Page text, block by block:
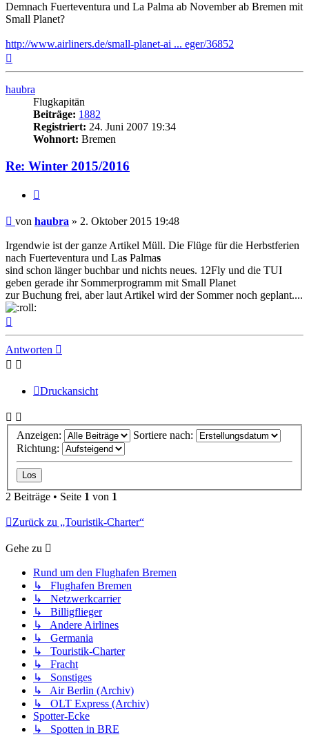
Demnach Fuerteventura und La Palma ab November ab Bremen mit
Small Planet?
http://www.airliners.de/small-planet-ai ... eger/36852
haubra
Flugkapitän
Beiträge: 1882
Registriert: 24. Juni 2007 19:34
Wohnort: Bremen
Re: Winter 2015/2016
Ungelesener
von haubra » 2. Oktober 2015 19:48
Irgendwie ist der ganze Artikel Müll. Die Flüge für die Herbstferien
nach Fuerteventura und Las Palmas
sind schon länger buchbar und nichts neues. 12Fly und die TUI
geben gerade ihr Sommerprogramm mit Small Planet
zur Buchung frei, aber laut Artikel wird der Sommer noch geplant....
Antworten
Druckansicht
Anzeigen:
Sortiere nach:
Richtung:
2 Beiträge • Seite 1 von 1
Zurück zu „Touristik-Charter“
Gehe zu
Rund um den Flughafen Bremen
↳ Flughafen Bremen
↳ Netzwerkcarrier
↳ Billigflieger
↳ Andere Airlines
↳ Germania
↳ Touristik-Charter
↳ Fracht
↳ Sonstiges
↳ Air Berlin (Archiv)
↳ OLT Express (Archiv)
Spotter-Ecke
↳ Spotten in BRE